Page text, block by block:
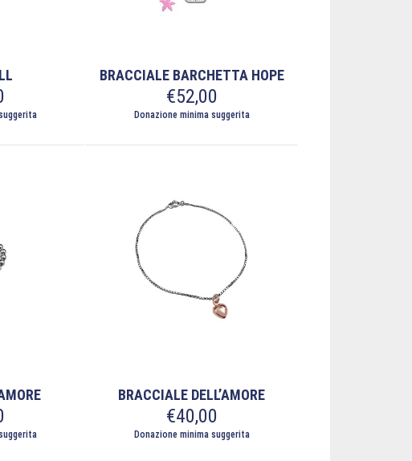
BRACCIALE BARCHETTA HOPE
€52,00
Donazione minima suggerita
BRACCIALE DELL’AMORE
€40,00
Donazione minima suggerita